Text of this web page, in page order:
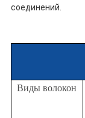
соединений.
Виды волокон